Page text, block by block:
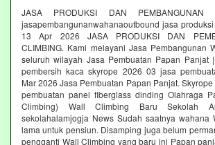
JASA PRODUKSI DAN PEMBANGUNAN
jasapembangunanwahanaoutbound jasa
13 Apr 2026 JASA PRODUKSI DAN
CLIMBING. Kami melayani Jasa Pembangunan
seluruh wilayah Jasa Pembuatan Papan Panjat
pembersih kaca skyrope 2026 03 jasa
Mar 2026 Jasa Pembuatan Papan Panjat.
pembuatan panel fiberglass dinding Olahraga
Climbing) Wall Climbing Baru Sekolah
sekolahalamjogja News Sudah saatnya wahana
lama untuk pensiun. Disamping juga belum
pengganti Wall Climbing yang baru ini Papan